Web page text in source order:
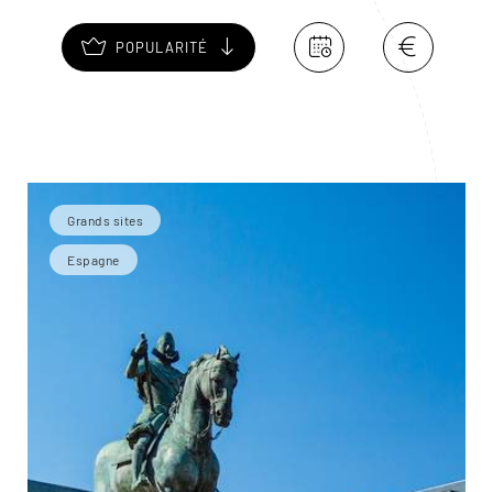
POPULARITÉ
Grands sites
Espagne